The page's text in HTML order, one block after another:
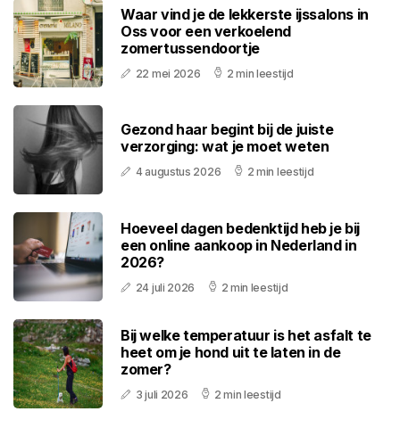
Waar vind je de lekkerste ijssalons in
Oss voor een verkoelend
zomertussendoortje
22 mei 2026 2 min leestijd
Gezond haar begint bij de juiste
verzorging: wat je moet weten
4 augustus 2026 2 min leestijd
Hoeveel dagen bedenktijd heb je bij
een online aankoop in Nederland in
2026?
24 juli 2026 2 min leestijd
Bij welke temperatuur is het asfalt te
heet om je hond uit te laten in de
zomer?
3 juli 2026 2 min leestijd